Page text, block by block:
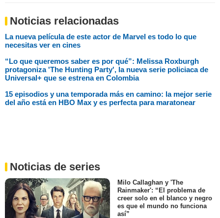
Noticias relacionadas
La nueva película de este actor de Marvel es todo lo que
necesitas ver en cines
“Lo que queremos saber es por qué”: Melissa Roxburgh
protagoniza 'The Hunting Party', la nueva serie policiaca de
Universal+ que se estrena en Colombia
15 episodios y una temporada más en camino: la mejor serie
del año está en HBO Max y es perfecta para maratonear
Noticias de series
Milo Callaghan y 'The
Rainmaker': “El problema de
creer solo en el blanco y negro
es que el mundo no funciona
así”